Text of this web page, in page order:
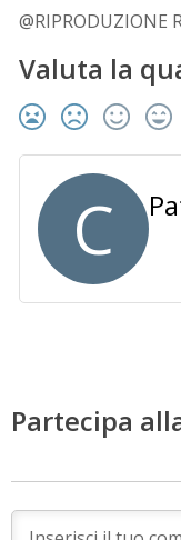
@RIPRODUZIONE
Valuta la
C
Partecipa